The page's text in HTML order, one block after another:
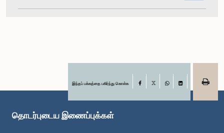
பி.ப. 12:02 - பி.ப. 12:10இந்தப் பக்கத்தை பகிர்ந்து கொள்க Facebook
LinkedIn
தொடர்புடைய இணைப்புக்கள்